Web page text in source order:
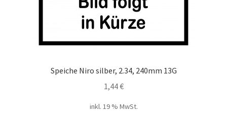
Speiche Niro silber, 2.34, 240mm 13G
1,44€
inkl. 19 % MwSt.